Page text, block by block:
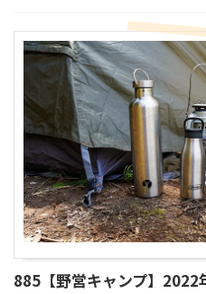
885【野営キャンプ】2022